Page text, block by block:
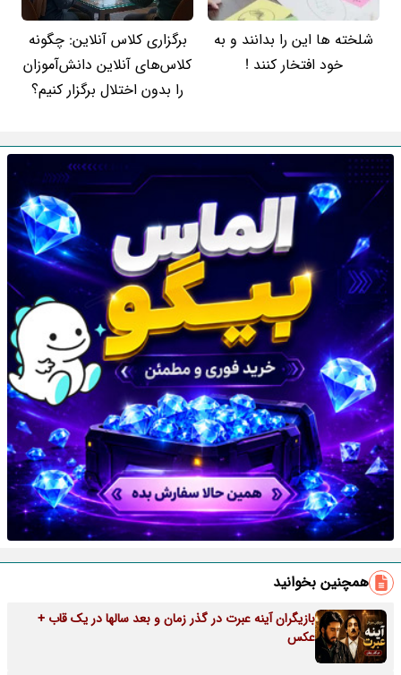
شلخته ها این را بدانند و به
خود افتخار کنند !
برگزاری کلاس آنلاین: چگونه
کلاس‌های آنلاین دانش‌آموزان
را بدون اختلال برگزار کنیم؟
همچنین بخوانید
بازیگران آینه عبرت در گذر زمان و بعد سالها در یک قاب +
عکس